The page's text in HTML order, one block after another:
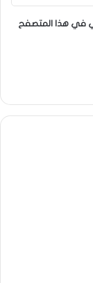
في هذا المتصفح